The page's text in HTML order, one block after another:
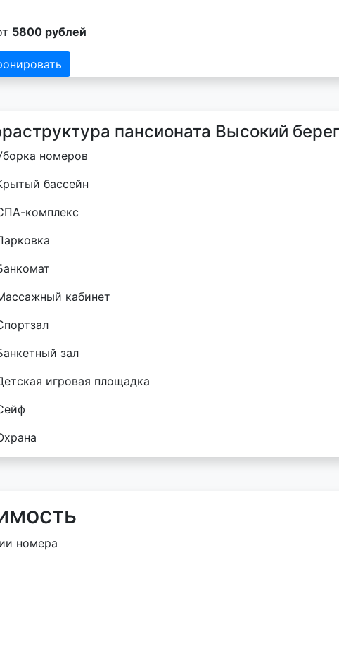
5800 рублей
пансионата Высокий
номеров
бассейн
комплекс
кабинет
зал
игровая площадка
номера